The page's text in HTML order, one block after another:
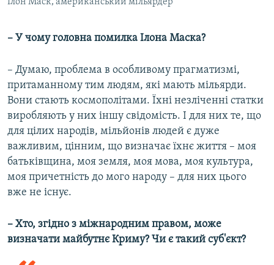
Ілон Маск, американський мільярдер
– У чому головна помилка Ілона Маска?
– Думаю, проблема в особливому прагматизмі,
притаманному тим людям, які мають мільярди.
Вони стають космополітами. Їхні незліченні статки
виробляють у них іншу свідомість. І для них те, що
для цілих народів, мільйонів людей є дуже
важливим, цінним, що визначає їхнє життя – моя
батьківщина, моя земля, моя мова, моя культура,
моя причетність до мого народу – для них цього
вже не існує.
– Хто, згідно з міжнародним правом, може
визначати майбутнє Криму? Чи є такий суб'єкт?